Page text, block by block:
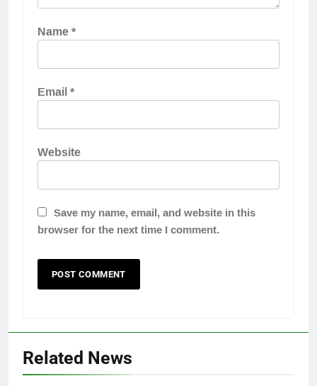
Name*
Email*
Website
Save my name, email, and website in this
browser for the next time I comment.
Related News